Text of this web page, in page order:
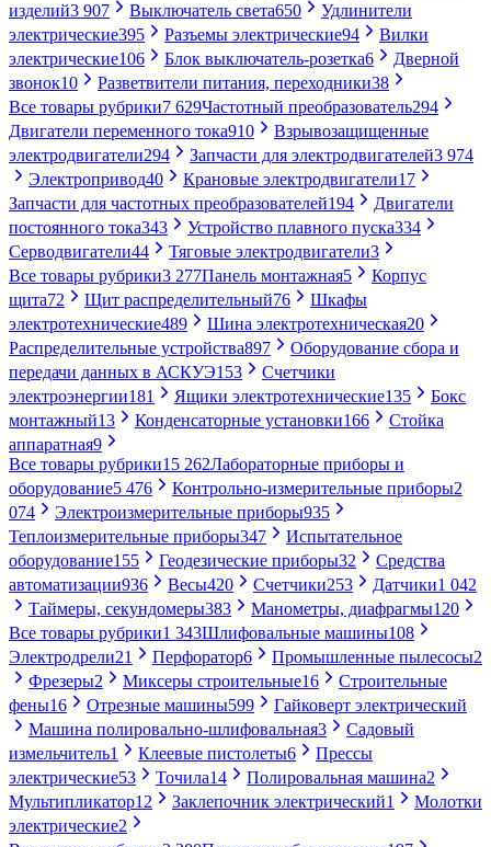
изделий3 907 Выключатель света650
Удлинители
электрические395 Разъемы электрические94
Вилки
электрические106 Блок выключатель-розетка6
Дверной
звонок10 Разветвители питания, переходники38
Все товары рубрики7 629Частотный преобразователь294
Двигатели переменного тока910
Взрывозащищенные
электродвигатели294 Запчасти для электродвигателей3 974
Электропривод40 Крановые электродвигатели17
Запчасти для частотных преобразователей194
Двигатели
постоянного тока343 Устройство плавного пуска334
Серводвигатели44 Тяговые электродвигатели3
Все товары рубрики3 277Панель монтажная5
Корпус
щита72 Щит распределительный76
Шкафы
электротехнические489 Шина электротехническая20
Распределительные устройства897
Оборудование сбора и
передачи данных в АСКУЭ153
Счетчики
электроэнергии181 Ящики электротехнические135
Бокс
монтажный13 Конденсаторные установки166
Стойка
аппаратная9
Все товары рубрики15 262Лабораторные приборы и
оборудование5 476 Контрольно-измерительные приборы2
074
Электроизмерительные приборы935
Теплоизмерительные приборы347
Испытательное
оборудование155 Геодезические приборы32
Средства
автоматизации936 Весы420 Счетчики253 Датчики1 042
Таймеры, секундомеры383 Манометры, диафрагмы120
Все товары рубрики1 343Шлифовальные машины108
Электродрели21 Перфоратор6 Промышленные пылесосы2
Фрезеры2 Миксеры строительные16
Строительные
фены16 Отрезные машины599
Гайковерт электрический
Машина полировально-шлифовальная3
Садовый
измельчитель1 Клеевые пистолеты6
Прессы
электрические53 Точила14 Полировальная машина2
Мультипликатор12 Заклепочник электрический1
Молотки
электрические2